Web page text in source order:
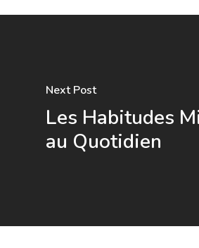
Next Post
Les Habitudes
au Quotidien